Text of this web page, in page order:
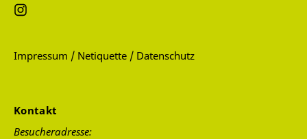
Impressum / Netiquette / Datenschutz
Kontakt
Besucheradresse: